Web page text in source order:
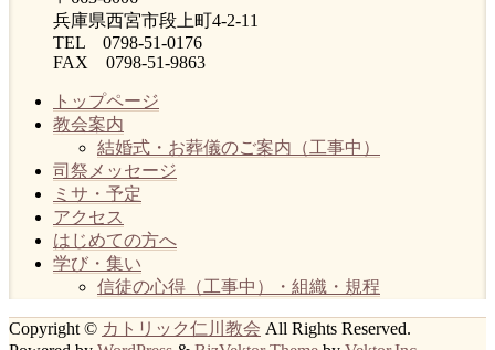
兵庫県西宮市段上町4-2-11
TEL 0798-51-0176
FAX 0798-51-9863
トップページ
教会案内
結婚式・お葬儀のご案内（工事中）
司祭メッセージ
ミサ・予定
アクセス
はじめての方へ
学び・集い
信徒の心得（工事中）・組織・規程
Copyright © カトリック仁川教会 All Rights Reserved.